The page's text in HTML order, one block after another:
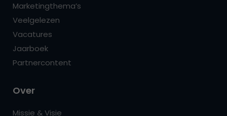
Marketingthema’s
Veelgelezen
Vacatures
Jaarboek
Partnercontent
Over
Missie & Visie